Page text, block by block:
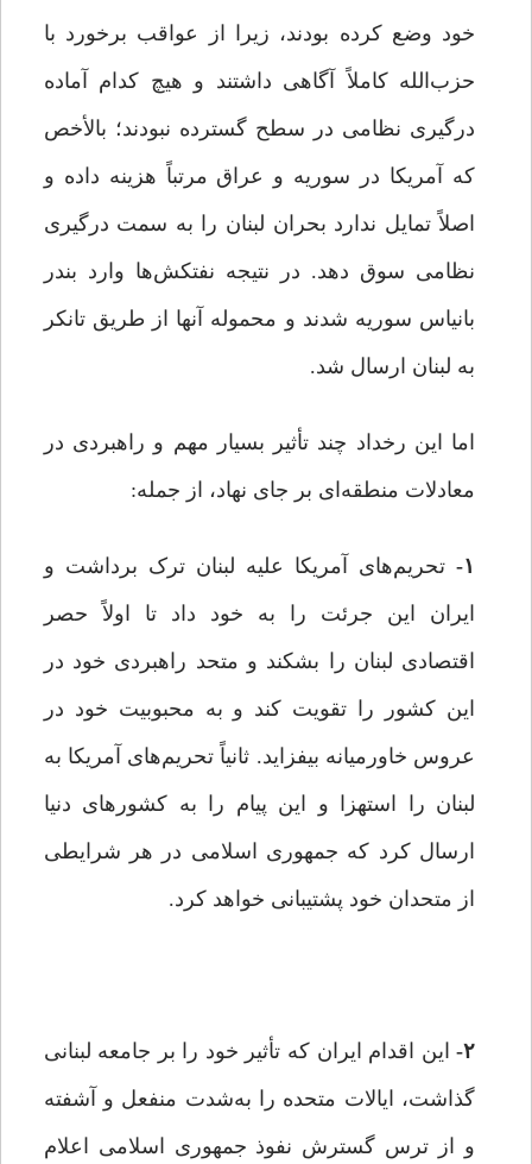
خود وضع کرده بودند، زیرا از عواقب برخورد با
حزب‌الله کاملاً آگاهی داشتند و هیچ کدام آماده
درگیری نظامی در سطح گسترده نبودند؛ بالأخص
که آمریکا در سوریه و عراق مرتباً هزینه داده و
اصلاً تمایل ندارد بحران لبنان را به سمت درگیری
نظامی سوق دهد. در نتیجه نفتکش‌ها وارد بندر
بانیاس سوریه شدند و محموله آنها از طریق تانکر
به لبنان ارسال شد.
اما این رخداد چند تأثیر بسیار مهم و راهبردی در
معادلات منطقه‌ای بر جای نهاد، از جمله:
۱- تحریم‌های آمریکا علیه لبنان ترک برداشت و
ایران این جرئت را به خود داد تا اولاً حصر
اقتصادی لبنان را بشکند و متحد راهبردی خود در
این کشور را تقویت کند و به محبوبیت خود در
عروس خاورمیانه بیفزاید. ثانیاً تحریم‌های آمریکا به
لبنان را استهزا و این پیام را به کشورهای دنیا
ارسال کرد که جمهوری اسلامی در هر شرایطی
از متحدان خود پشتیبانی خواهد کرد.
۲- این اقدام ایران که تأثیر خود را بر جامعه لبنانی
گذاشت، ایالات متحده را به‌شدت منفعل و آشفته
و از ترس گسترش نفوذ جمهوری اسلامی اعلام